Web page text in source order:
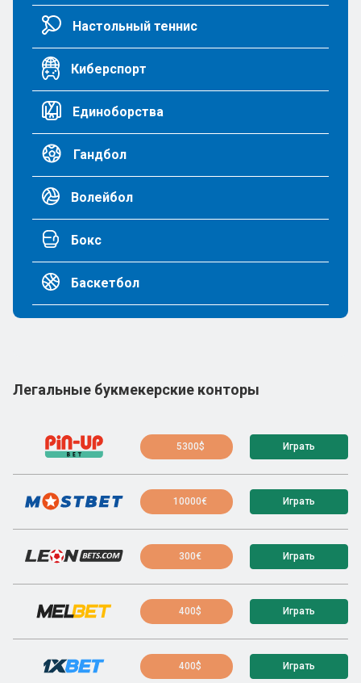
Настольный теннис
Киберспорт
Единоборства
Гандбол
Волейбол
Бокс
Баскетбол
Легальные букмекерские конторы
5300$ Играть
10000€ Играть
300€ Играть
400$ Играть
400$ Играть